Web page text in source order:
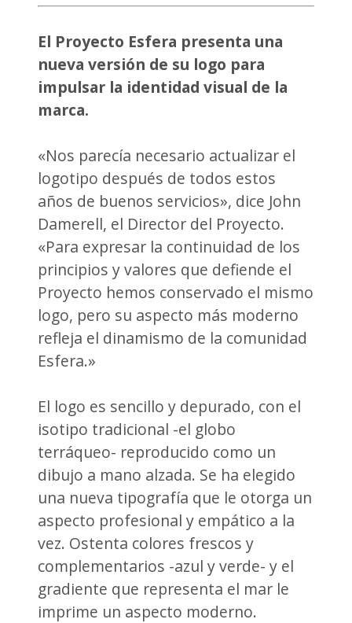
El Proyecto Esfera presenta una
nueva versión de su logo para
impulsar la identidad visual de la
marca.
«Nos parecía necesario actualizar el
logotipo después de todos estos
años de buenos servicios», dice John
Damerell, el Director del Proyecto.
«Para expresar la continuidad de los
principios y valores que defiende el
Proyecto hemos conservado el mismo
logo, pero su aspecto más moderno
refleja el dinamismo de la comunidad
Esfera.»
El logo es sencillo y depurado, con el
isotipo tradicional -el globo
terráqueo- reproducido como un
dibujo a mano alzada. Se ha elegido
una nueva tipografía que le otorga un
aspecto profesional y empático a la
vez. Ostenta colores frescos y
complementarios -azul y verde- y el
gradiente que representa el mar le
imprime un aspecto moderno.